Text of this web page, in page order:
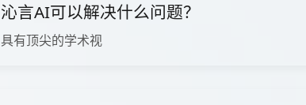
沁言AI可以解决什么问题？
具有顶尖的学术视